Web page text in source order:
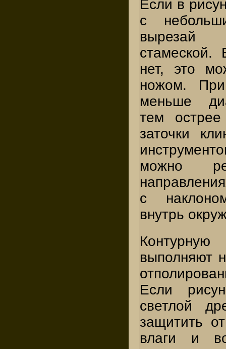
Если в
с
вырезай
нет, это
ножом.
меньше
тем
заточки
можно
с
внутрь
выполняют
Если
светлой
защитить
влаги и